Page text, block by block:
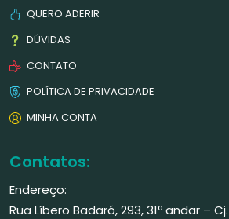
QUERO ADERIR
DÚVIDAS
CONTATO
POLÍTICA DE PRIVACIDADE
MINHA CONTA
Contatos:
Endereço:
Rua Líbero Badaró, 293, 31º andar –